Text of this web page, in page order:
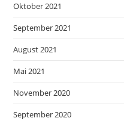
Oktober 2021
September 2021
August 2021
Mai 2021
November 2020
September 2020